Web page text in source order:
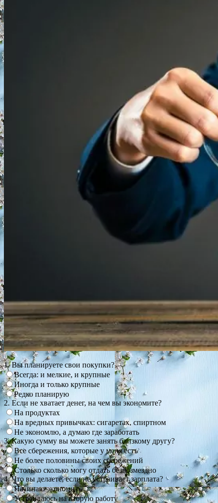
1. Вы планируете свои покупки?
Всегда: и мелкие, и крупные
Иногда и только крупные
Редко планирую
2. Если не хватает денег, на чем вы экономите?
На продуктах
На вредных привычках: сигаретах, спиртном
Не экономлю, а думаю где заработать
3. Какую сумму вы можете занять близкому другу?
Все сбережения, которые у меня есть
Не более половины своих сбережений
Столько сколько могу отдать безвозмездно
4. Что вы делаете, если не устраивает зарплата?
Начинаю экономить
Устраиваюсь на вторую работу